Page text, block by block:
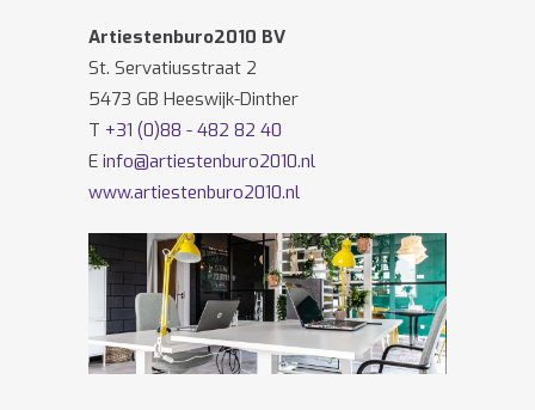
Artiestenburo2010 BV
St. Servatiusstraat 2
5473 GB Heeswijk-Dinther
T +31 (0)88 - 482 82 40
E info@artiestenburo2010.nl
www.artiestenburo2010.nl
Volg ons ook opFacebookenTwitter